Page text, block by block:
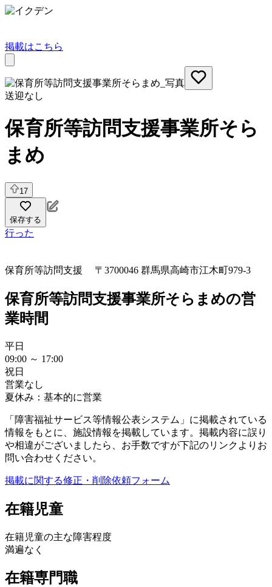
掲載はこちら
送迎なし
保育所等訪問支援事業所そら
まめ
17
保存する
行った
保育所等訪問支援 〒3700046 群馬県高崎市江木町979-3
保育所等訪問支援事業所そらまめの営
業時間
平日
09:00 ～ 17:00
祝日
営業なし
夏休み：基本的に営業
「障害福祉サービス等情報公表システム」に掲載されている
情報をもとに、施設情報を掲載しています。掲載内容に誤り
や相違がございましたら、お手数ですが下記のリンクよりお
問い合わせください。
掲載に関する修正・削除依頼フォーム
在籍児童
在籍児童の主な障害程度
満遍なく
在籍専門職